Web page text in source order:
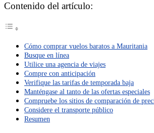
Contenido del artículo:
Cómo comprar vuelos baratos a Mauritania
Busque en línea
Utilice una agencia de viajes
Compre con anticipación
Verifique las tarifas de temporada baja
Manténgase al tanto de las ofertas especiales
Compruebe los sitios de comparación de
Considere el transporte público
Resumen